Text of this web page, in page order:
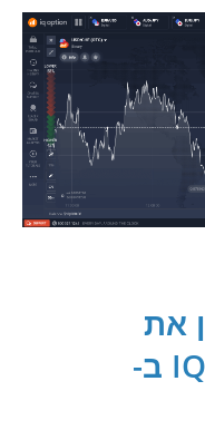
את
אפליקציית IQ Option ב-